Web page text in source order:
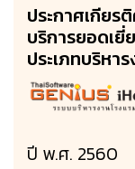
ประกาศเกีย
บริการยอดเ
ประเภทบริหา
ปี พ.ศ. 2560